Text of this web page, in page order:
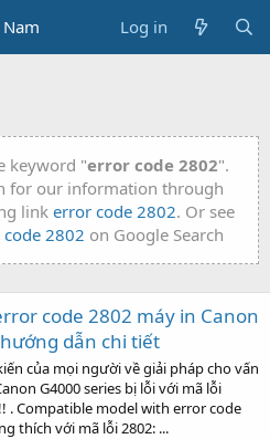
Log in
keyword "error code 2802".
for our information through
link error code 2802. Or see
2802 on Google Search
code 2802 máy in Canon
dẫn chi tiết
của mọi người về giải pháp cho vấn
G4000 series bị lỗi với mã lỗi
. Compatible model with error code
thích với mã lỗi 2802: ...